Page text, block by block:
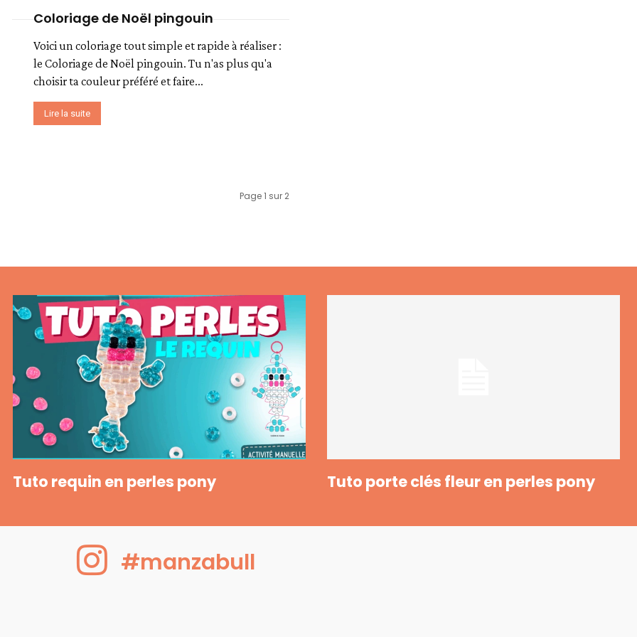
Coloriage de Noël pingouin
Voici un coloriage tout simple et rapide à réaliser :
le Coloriage de Noël pingouin. Tu n'as plus qu'a
choisir ta couleur préféré et faire...
Lire la suite
Page 1 sur 2
Tuto requin en perles pony Tuto porte clés fleur en perles pony
#manzabull